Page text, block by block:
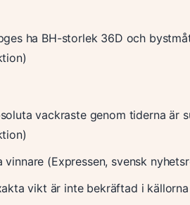
ha BH-storlek 36D och
vackraste genom tiderna är
vinnare (Expressen, svensk
vikt är inte bekräftad i